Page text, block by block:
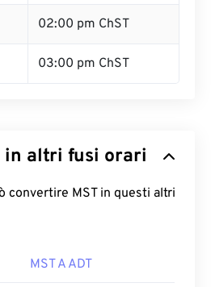
02:00 pm ChST
03:00 pm ChST
in altri fusi orari
convertire MST in questi altri
MST A ADT